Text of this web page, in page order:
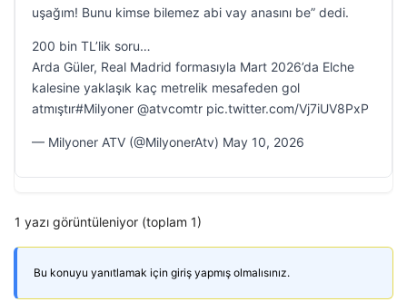
uşağım! Bunu kimse bilemez abi vay anasını be” dedi.
200 bin TL’lik soru…
Arda Güler, Real Madrid formasıyla Mart 2026’da Elche
kalesine yaklaşık kaç metrelik mesafeden gol
atmıştır#Milyoner @atvcomtr pic.twitter.com/Vj7iUV8PxP
— Milyoner ATV (@MilyonerAtv) May 10, 2026
1 yazı görüntüleniyor (toplam 1)
Bu konuyu yanıtlamak için giriş yapmış olmalısınız.